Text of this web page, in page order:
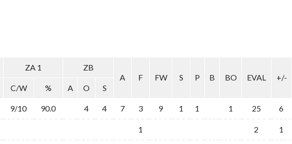
ZA 1
ZB
A
F FW S P B BO EVAL
+/-
C/W % A O S
9/10 90.0 4 4 7 3 9 1 1 1 25 6
1 2 1